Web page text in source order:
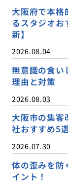
大阪府で本格
るスタジオ
新】
2026.08.04
無意識の食い
理由と対策
2026.08.03
大阪市の集
社おすすめ5
2026.07.30
体の歪みを防
イント！